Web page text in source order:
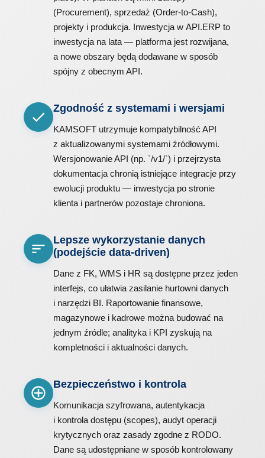
(Procurement), sprzedaż (Order-to-Cash),
projekty i produkcja. Inwestycja w API.ERP to
inwestycja na lata — platforma jest rozwijana,
a nowe obszary będą dodawane w sposób
spójny z obecnym API.
Zgodność z systemami i wersjami
KAMSOFT utrzymuje kompatybilność API
z aktualizowanymi systemami źródłowymi.
Wersjonowanie API (np. `/v1/`) i przejrzysta
dokumentacja chronią istniejące integracje przy
ewolucji produktu — inwestycja po stronie
klienta i partnerów pozostaje chroniona.
Lepsze wykorzystanie danych
(podejście data-driven)
Dane z FK, WMS i HR są dostępne przez jeden
interfejs, co ułatwia zasilanie hurtowni danych
i narzędzi BI. Raportowanie finansowe,
magazynowe i kadrowe można budować na
jednym źródle; analityka i KPI zyskują na
kompletności i aktualności danych.
Bezpieczeństwo i kontrola
Komunikacja szyfrowana, autentykacja
i kontrola dostępu (scopes), audyt operacji
krytycznych oraz zasady zgodne z RODO.
Dane są udostępniane w sposób kontrolowany